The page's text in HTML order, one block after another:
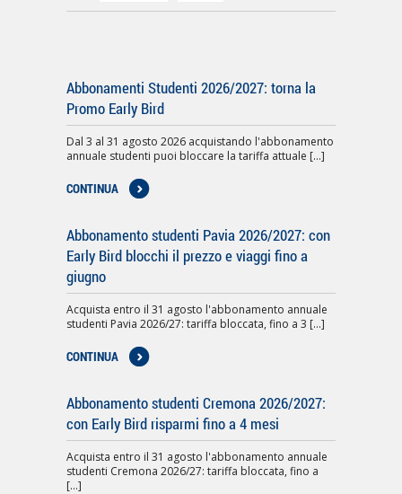
Abbonamenti Studenti 2026/2027: torna la
Promo Early Bird
Dal 3 al 31 agosto 2026 acquistando l'abbonamento
annuale studenti puoi bloccare la tariffa attuale [...]
CONTINUA
Abbonamento studenti Pavia 2026/2027: con
Early Bird blocchi il prezzo e viaggi fino a
giugno
Acquista entro il 31 agosto l'abbonamento annuale
studenti Pavia 2026/27: tariffa bloccata, fino a 3 [...]
CONTINUA
Abbonamento studenti Cremona 2026/2027:
con Early Bird risparmi fino a 4 mesi
Acquista entro il 31 agosto l'abbonamento annuale
studenti Cremona 2026/27: tariffa bloccata, fino a
[...]